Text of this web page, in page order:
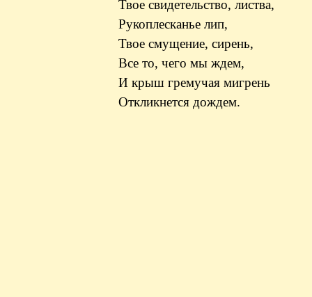
Твое свидетельство, листва,
Рукоплесканье лип,
Твое смущение, сирень,
Все то, чего мы ждем,
И крыш гремучая мигрень
Откликнется дождем.